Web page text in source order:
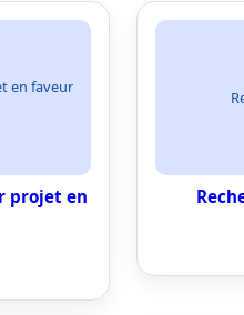
en faveur
projet en